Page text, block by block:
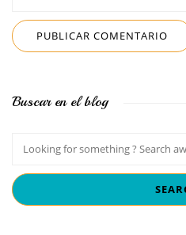
Buscar en el blog